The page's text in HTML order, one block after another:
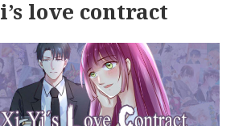
love contract